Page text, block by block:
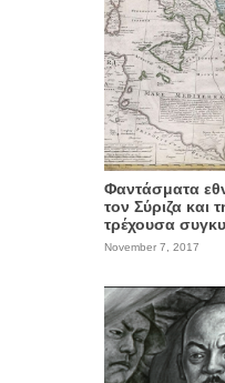
Φαντάσματα
τον Σύριζα και
τρέχουσα
November 7, 2017